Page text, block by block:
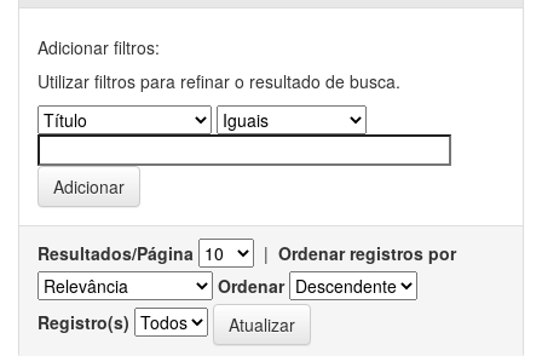
Adicionar filtros:
Utilizar filtros para refinar o resultado de busca.
Resultados/Página | Ordenar registros por
Ordenar
Registro(s)